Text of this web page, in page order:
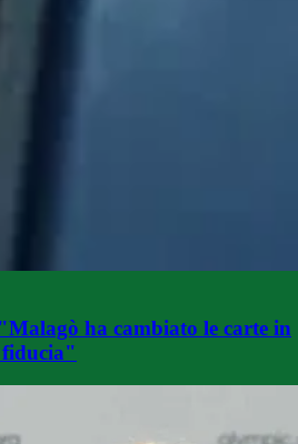
ha cambiato le carte in
fiducia"